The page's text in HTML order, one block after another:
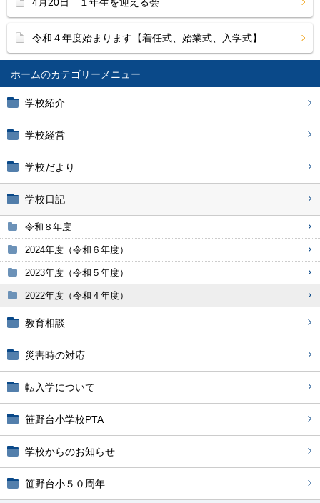
ホーム
学校紹介
学校経営
学校だより
学校日記
令和８年度
2024年度（令和６年度）
2023年度（令和５年度）
2022年度（令和４年度）
教育相談
災害時の対応
転入学について
笹野台小学校PTA
学校からのお知らせ
笹野台小５０周年
令和４年度始まります【着任式、始業式、入学式】